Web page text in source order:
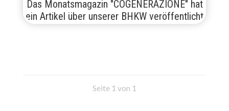
Das Monatsmagazin "COGENERAZIONE" hat
ein Artikel über unserer BHKW veröffentlicht
Seite 1 von 1